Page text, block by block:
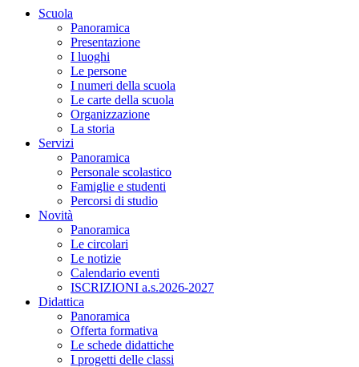
Scuola
Panoramica
Presentazione
I luoghi
Le persone
I numeri della scuola
Le carte della scuola
Organizzazione
La storia
Servizi
Panoramica
Personale scolastico
Famiglie e studenti
Percorsi di studio
Novità
Panoramica
Le circolari
Le notizie
Calendario eventi
ISCRIZIONI a.s.2026-2027
Didattica
Panoramica
Offerta formativa
Le schede didattiche
I progetti delle classi